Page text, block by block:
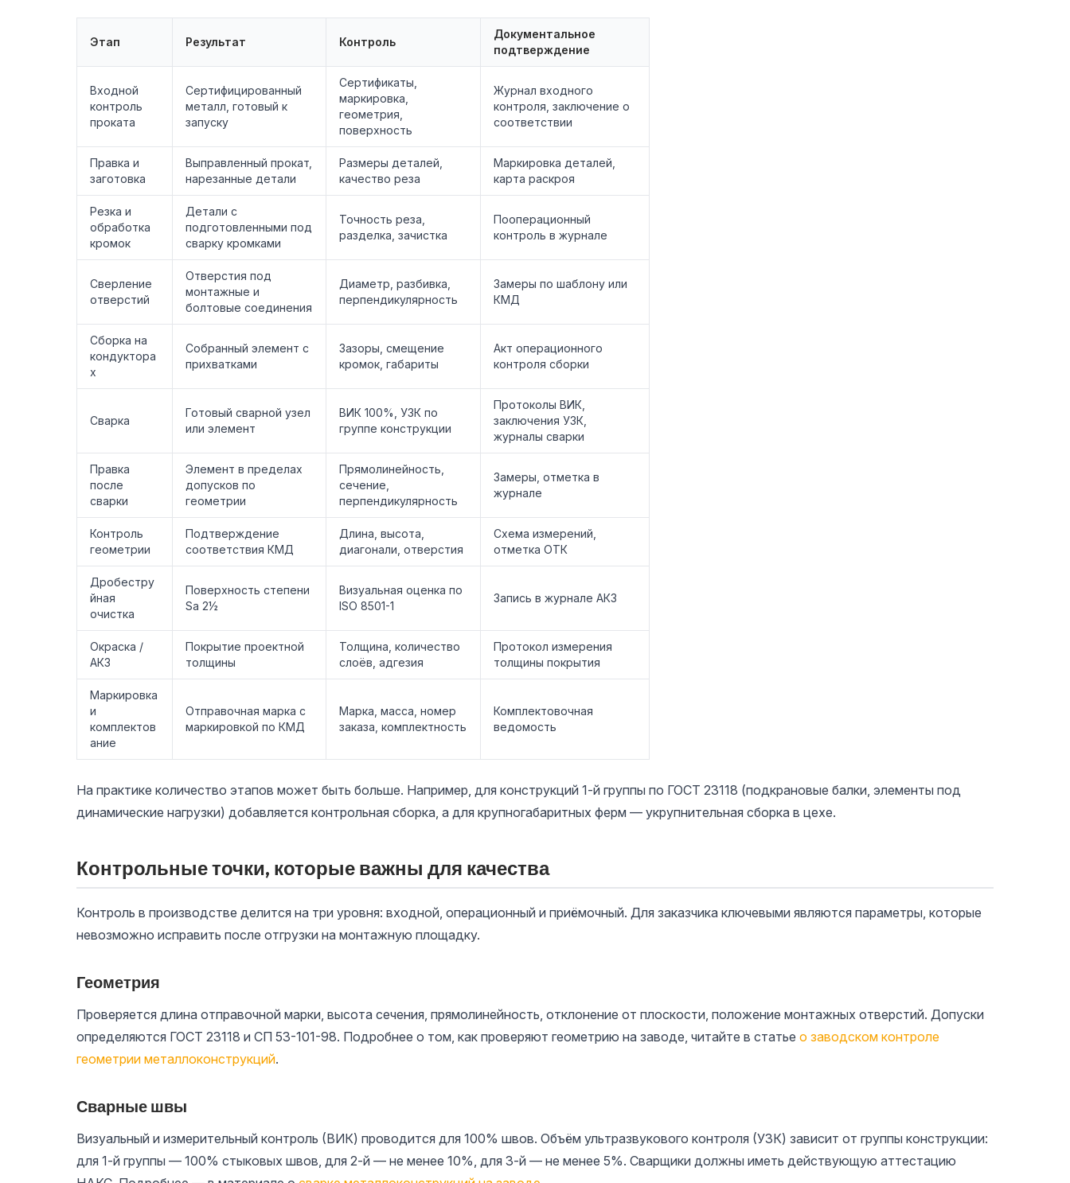
Этап Результат Контроль
Документальное
подтверждение
Входной
контроль
проката
Сертифицированный
металл, готовый к
запуску
Сертификаты,
маркировка,
геометрия,
поверхность
Журнал входного
контроля, заключение о
соответствии
Правка и
заготовка
Выправленный прокат,
нарезанные детали
Размеры деталей,
качество реза
Маркировка деталей,
карта раскроя
Резка и
обработка
кромок
Детали с
подготовленными под
сварку кромками
Точность реза,
разделка, зачистка
Пооперационный
контроль в журнале
Сверление
отверстий
Отверстия под
монтажные и
болтовые соединения
Диаметр, разбивка,
перпендикулярность
Замеры по шаблону или
КМД
Сборка на
кондуктора
х
Собранный элемент с
прихватками
Зазоры, смещение
кромок, габариты
Акт операционного
контроля сборки
Сварка
Готовый сварной узел
или элемент
ВИК 100%, УЗК по
группе конструкции
Протоколы ВИК,
заключения УЗК,
журналы сварки
Правка
после
сварки
Элемент в пределах
допусков по
геометрии
Прямолинейность,
сечение,
перпендикулярность
Замеры, отметка в
журнале
Контроль
геометрии
Подтверждение
соответствия КМД
Длина, высота,
диагонали, отверстия
Схема измерений,
отметка ОТК
Дробестру
йная
очистка
Поверхность степени
Sa 2½
Визуальная оценка по
ISO 8501-1
Запись в журнале АКЗ
Окраска /
АКЗ
Покрытие проектной
толщины
Толщина, количество
слоёв, адгезия
Протокол измерения
толщины покрытия
Маркировка
и
комплектов
ание
Отправочная марка с
маркировкой по КМД
Марка, масса, номер
заказа, комплектность
Комплектовочная
ведомость
На практике количество этапов может быть больше. Например, для конструкций 1-й группы по ГОСТ 23118 (подкрановые балки, элементы под
динамические нагрузки) добавляется контрольная сборка, а для крупногабаритных ферм — укрупнительная сборка в цехе.
Контрольные точки, которые важны для качества
Контроль в производстве делится на три уровня: входной, операционный и приёмочный. Для заказчика ключевыми являются параметры, которые
невозможно исправить после отгрузки на монтажную площадку.
Геометрия
Проверяется длина отправочной марки, высота сечения, прямолинейность, отклонение от плоскости, положение монтажных отверстий. Допуски
определяются ГОСТ 23118 и СП 53-101-98. Подробнее о том, как проверяют геометрию на заводе, читайте в статье о заводском контроле
геометрии металлоконструкций.
Сварные швы
Визуальный и измерительный контроль (ВИК) проводится для 100% швов. Объём ультразвукового контроля (УЗК) зависит от группы конструкции:
для 1-й группы — 100% стыковых швов, для 2-й — не менее 10%, для 3-й — не менее 5%. Сварщики должны иметь действующую аттестацию